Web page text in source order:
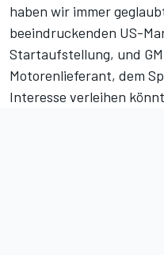
haben wir immer
beeindruckenden US-
Startaufstellung, und
Motorenlieferant, dem
Interesse verleihen